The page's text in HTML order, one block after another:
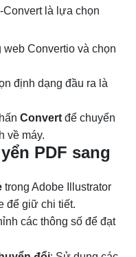
là lựa chọn
web Convertio và chọn
định dạng đầu ra là
Convert để chuyển
về máy.
PDF sang
trong Adobe Illustrator
để giữ chi tiết.
các thông số để đạt